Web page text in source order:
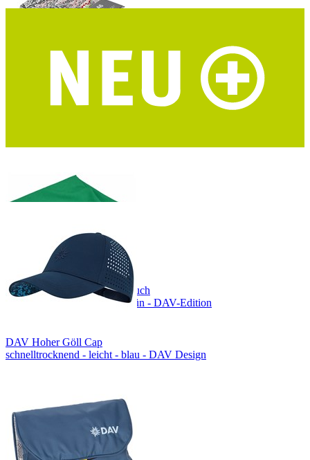
I LIKE PAPER Notizbuch A6 Alpenvereinskarten
DIN A6 - Upcycling - DAV Mapcycling Collection
COCOON Mikrofaser Handtuch
Größe L - ultraleicht - waldgrün - DAV-Edition
DAV Hoher Göll Cap
schnelltrocknend - leicht - blau - DAV Design